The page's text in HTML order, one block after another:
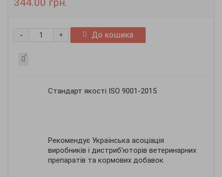
344.00 грн.
+
- До кошика
Стандарт якості ISO 9001-2015
Рекомендує Українська асоціація
виробників і дистриб’юторів ветеринарних
препаратів та кормових добавок